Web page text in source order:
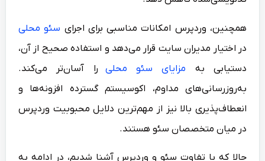
همچنین، وردپرس امکانات مناسبی برای اجرای سئو محلی
در اختیار مدیران سایت قرار می‌دهد و استفاده صحیح از آن،
دستیابی به مزایای سئو محلی را آسان‌تر می‌کند.
به‌روزرسانی‌های مداوم، اکوسیستم گسترده افزونه‌ها و
انعطاف‌پذیری بالا نیز از مهم‌ترین دلایل محبوبیت وردپرس
در میان متخصصان سئو هستند.
حالا که با تفاوت سئو و وردپرس آشنا شدیم، در ادامه به